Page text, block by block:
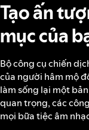
Tạo ấn
mục của
Bộ công cụ chiến
của người hâm mộ
làm sống lại một
quan trọng, các
mọi bữa tiệc âm